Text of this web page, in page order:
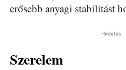
erősebb anyagi stabilitást
Hirdetés
Szerelem